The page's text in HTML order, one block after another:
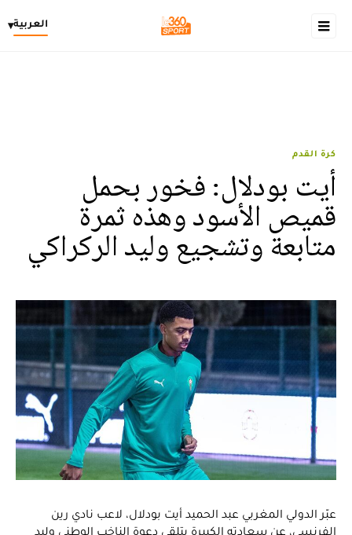
العربية▾
كرة القدم
أيت بودلال: فخور بحمل
قميص الأسود وهذه ثمرة
متابعة وتشجيع وليد الركراكي
عبّر الدولي المغربي عبد الحميد أيت بودلال، لاعب نادي رين
الفرنسي، عن سعادته الكبيرة بتلقي دعوة الناخب الوطني وليد